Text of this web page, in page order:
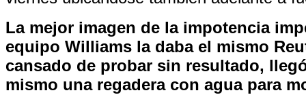
La mejor imagen de la impotencia
equipo Williams la daba el mismo
cansado de probar sin resultado,
mismo una regadera con agua para